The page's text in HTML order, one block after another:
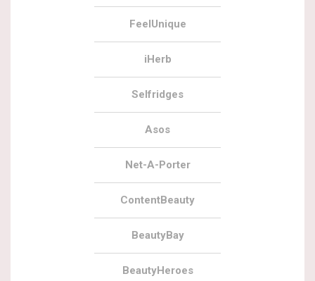
FeelUnique
iHerb
Selfridges
Asos
Net-A-Porter
ContentBeauty
BeautyBay
BeautyHeroes